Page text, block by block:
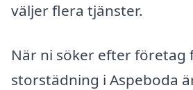
väljer flera tjänster.
När ni söker efter företag
storstädning i Aspeboda